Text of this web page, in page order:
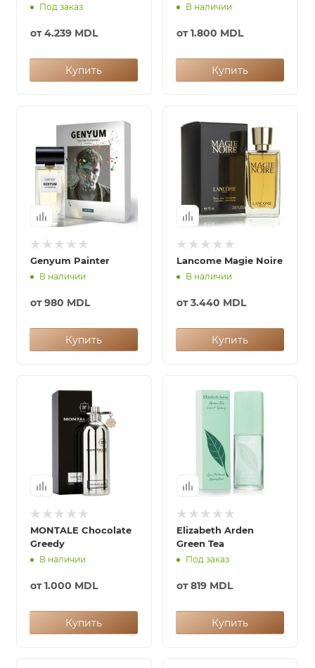
Под заказ
от4.239 MDL
Купить
В наличии
от1.800 MDL
Купить
Genyum Painter
В наличии
от980 MDL
Купить
Lancome Magie Noire
В наличии
от3.440 MDL
Купить
MONTALE Chocolate
Greedy
В наличии
от1.000 MDL
Купить
Elizabeth Arden
Green Tea
Под заказ
от819 MDL
Купить